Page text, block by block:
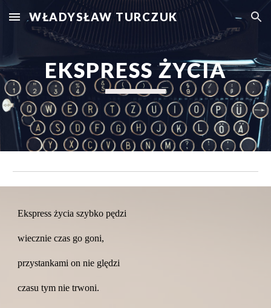
Skip to main content Skip to navigation
WŁADYSŁAW TURCZUK
EKSPRESS ŻYCIA
Ekspress życia szybko pędzi
wiecznie czas go goni,
przystankami on nie ględzi
czasu tym nie trwoni.